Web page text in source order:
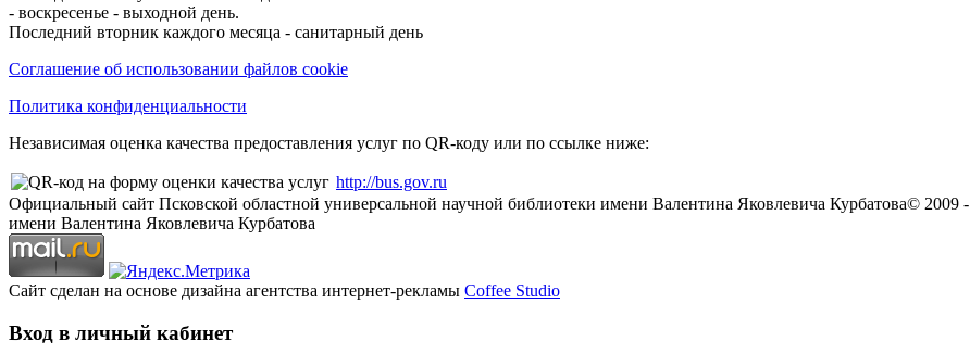
- воскресенье - выходной день.
Последний вторник каждого месяца - санитарный день
Соглашение об использовании файлов cookie
Политика конфиденциальности
Независимая оценка качества предоставления услуг по QR-коду или по ссылке ниже:
http://bus.gov.ru
Официальный сайт Псковской областной универсальной научной библиотеки имени Валентина Яковлевича Курбатова© 2009 -
имени Валентина Яковлевича Курбатова
Сайт сделан на основе дизайна агентства интернет-рекламы Coffee Studio
Вход в личный кабинет